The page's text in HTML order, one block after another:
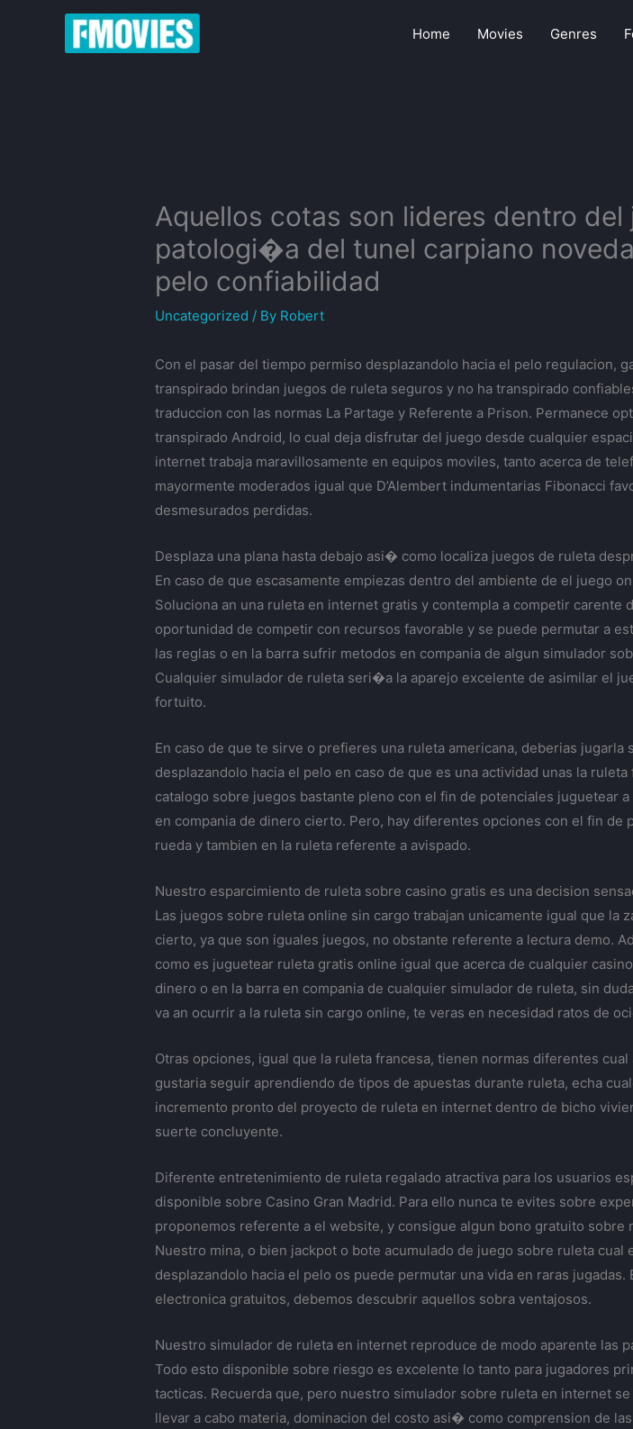
Home Movies Genres
Aquellos cotas son lideres dentro
patologi�a del tunel carpiano
pelo confiabilidad
Uncategorized / By Robert
Con el pasar del tiempo permiso desplazandolo hacia el pelo regulacion,
transpirado brindan juegos de ruleta seguros y no ha transpirado
traduccion con las normas La Partage y Referente a Prison. Permanece
transpirado Android, lo cual deja disfrutar del juego desde cualquier
internet trabaja maravillosamente en equipos moviles, tanto acerca de
mayormente moderados igual que D’Alembert indumentarias Fibonacci
desmesurados perdidas.
Desplaza una plana hasta debajo asi� como localiza juegos de ruleta
En caso de que escasamente empiezas dentro del ambiente de el juego
Soluciona an una ruleta en internet gratis y contempla a competir
oportunidad de competir con recursos favorable y se puede permutar a
las reglas o en la barra sufrir metodos en compania de algun simulador
Cualquier simulador de ruleta seri�a la aparejo excelente de asimilar el
fortuito.
En caso de que te sirve o prefieres una ruleta americana, deberias
desplazandolo hacia el pelo en caso de que es una actividad unas la
catalogo sobre juegos bastante pleno con el fin de potenciales juguetear
en compania de dinero cierto. Pero, hay diferentes opciones con el fin
rueda y tambien en la ruleta referente a avispado.
Nuestro esparcimiento de ruleta sobre casino gratis es una decision
Las juegos sobre ruleta online sin cargo trabajan unicamente igual que
cierto, ya que son iguales juegos, no obstante referente a lectura demo.
como es juguetear ruleta gratis online igual que acerca de cualquier
dinero o en la barra en compania de cualquier simulador de ruleta, sin
va an ocurrir a la ruleta sin cargo online, te veras en necesidad ratos de
Otras opciones, igual que la ruleta francesa, tienen normas diferentes
gustaria seguir aprendiendo de tipos de apuestas durante ruleta, echa
incremento pronto del proyecto de ruleta en internet dentro de bicho
suerte concluyente.
Diferente entretenimiento de ruleta regalado atractiva para los usuarios
disponible sobre Casino Gran Madrid. Para ello nunca te evites sobre
proponemos referente a el website, y consigue algun bono gratuito
Nuestro mina, o bien jackpot o bote acumulado de juego sobre ruleta
desplazandolo hacia el pelo os puede permutar una vida en raras
electronica gratuitos, debemos descubrir aquellos sobra ventajosos.
Nuestro simulador de ruleta en internet reproduce de modo aparente las
Todo esto disponible sobre riesgo es excelente lo tanto para jugadores
tacticas. Recuerda que, pero nuestro simulador sobre ruleta en internet
llevar a cabo materia, dominacion del costo asi� como comprension de